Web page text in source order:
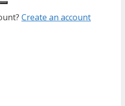
Create an account